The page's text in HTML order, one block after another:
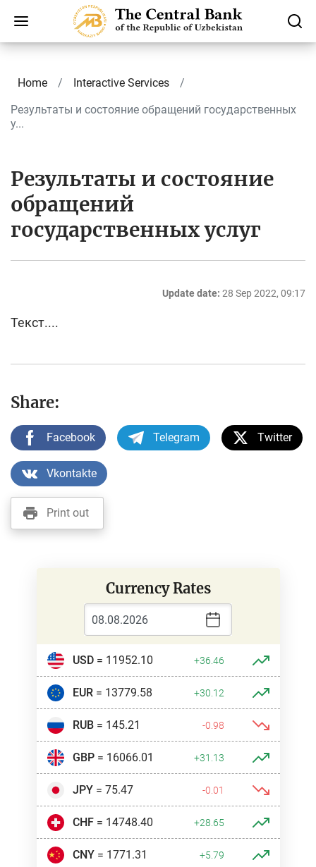
Home
Interactive Services
Результаты и состояние обращений государственных
у...
Результаты и состояние
обращений
государственных услуг
Update date: 28 Sep 2022, 09:17
Текст....
Share:
Facebook Telegram Twitter
Vkontakte
Print out
Currency Rates
USD= 11952.10 +36.46
EUR= 13779.58 +30.12
RUB= 145.21 -0.98
GBP= 16066.01 +31.13
JPY= 75.47 -0.01
CHF= 14748.40 +28.65
CNY= 1771.31 +5.79